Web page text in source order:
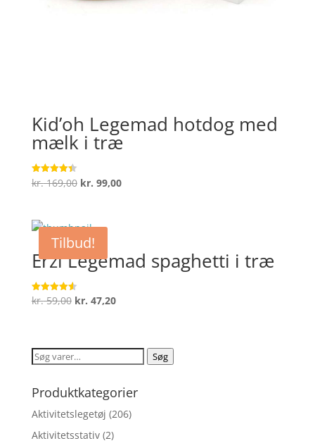
Kid’oh Legemad hotdog med
mælk i træ
Vurderet
4.4
kr.169,00 Den
var:
kr. 169,00.
kr. 99,00Den
Tilbud!
Erzi Legemad spaghetti i træ
Vurderet
4.6
kr.59,00 Den
var:
kr. 59,00.
kr. 47,20Den
er:
kr. 47,20.
Søg
Søg
Produktkategorier
Aktivitetslegetøj (206)
Aktivitetsstativ (2)